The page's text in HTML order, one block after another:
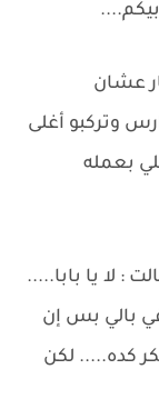
عشان
وتركبو أغلى
بعمله
لا يا بابا.....
بالي بس إن
كده..... لكن